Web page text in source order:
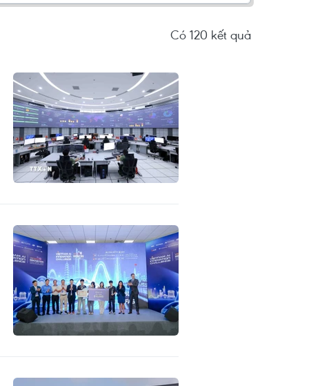
Có 120 kết quả